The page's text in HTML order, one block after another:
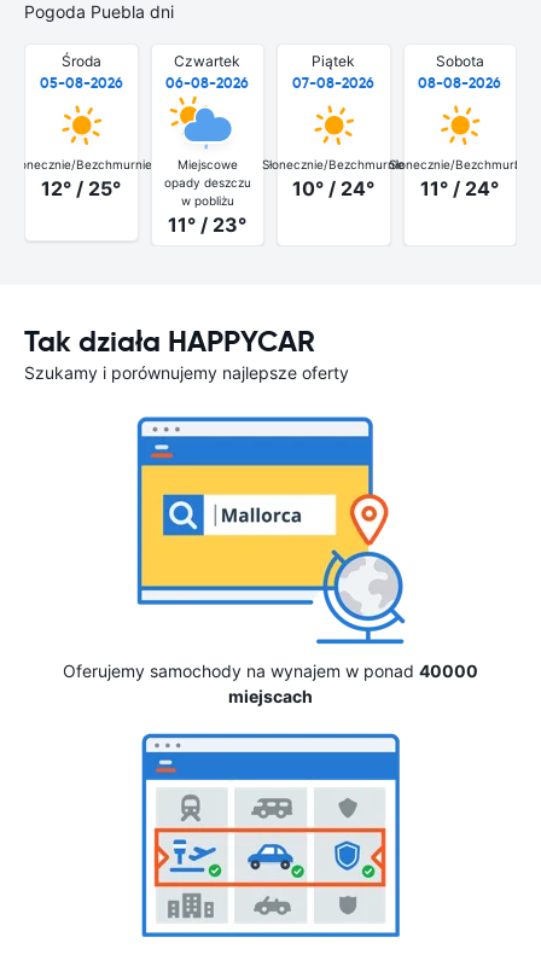
Pogoda Puebla dni
Środa
05-08-2026
Słonecznie/Bezchmurnie
12° / 25°
Czwartek
06-08-2026
Miejscowe
opady deszczu
w pobliżu
11° / 23°
Piątek
07-08-2026
Słonecznie/Bezchmurnie
10° / 24°
Sobota
08-08-2026
Słonecznie/Bezchmurnie
11° / 24°
Tak działa HAPPYCAR
Szukamy i porównujemy najlepsze oferty
Oferujemy samochody na wynajem w ponad 40000
miejscach